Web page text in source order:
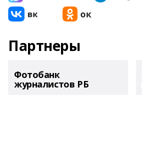
Партнеры
Фотобанк
журналистов РБ